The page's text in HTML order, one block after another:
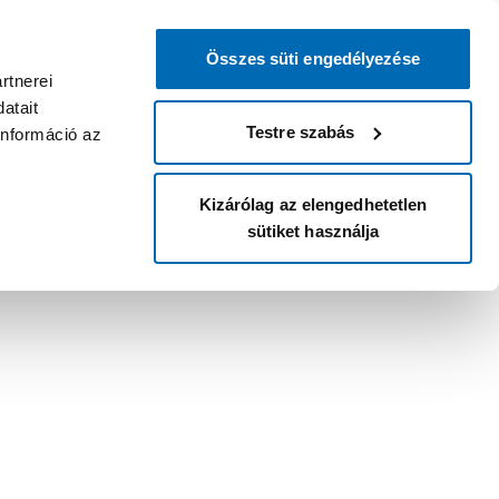
az
Összes süti engedélyezése
Testre szabás
Kizárólag az elengedhetetlen
sütiket használja